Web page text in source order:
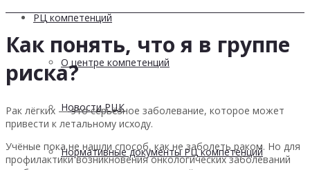
РЦ компетенций
О центре компетенций
Новости РЦК
Нормативные документы РЦ компетенций
Как понять, что я в группе
риска?
Рак лёгких — это серьёзное заболевание, которое может
привести к летальному исходу.
Учёные пока не нашли способ, как не заболеть раком. Но для
профилактики возникновения онкологических заболеваний